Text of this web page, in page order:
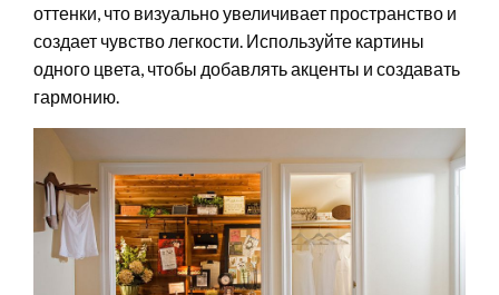
оттенки, что визуально увеличивает пространство и
создает чувство легкости. Используйте картины
одного цвета, чтобы добавлять акценты и создавать
гармонию.